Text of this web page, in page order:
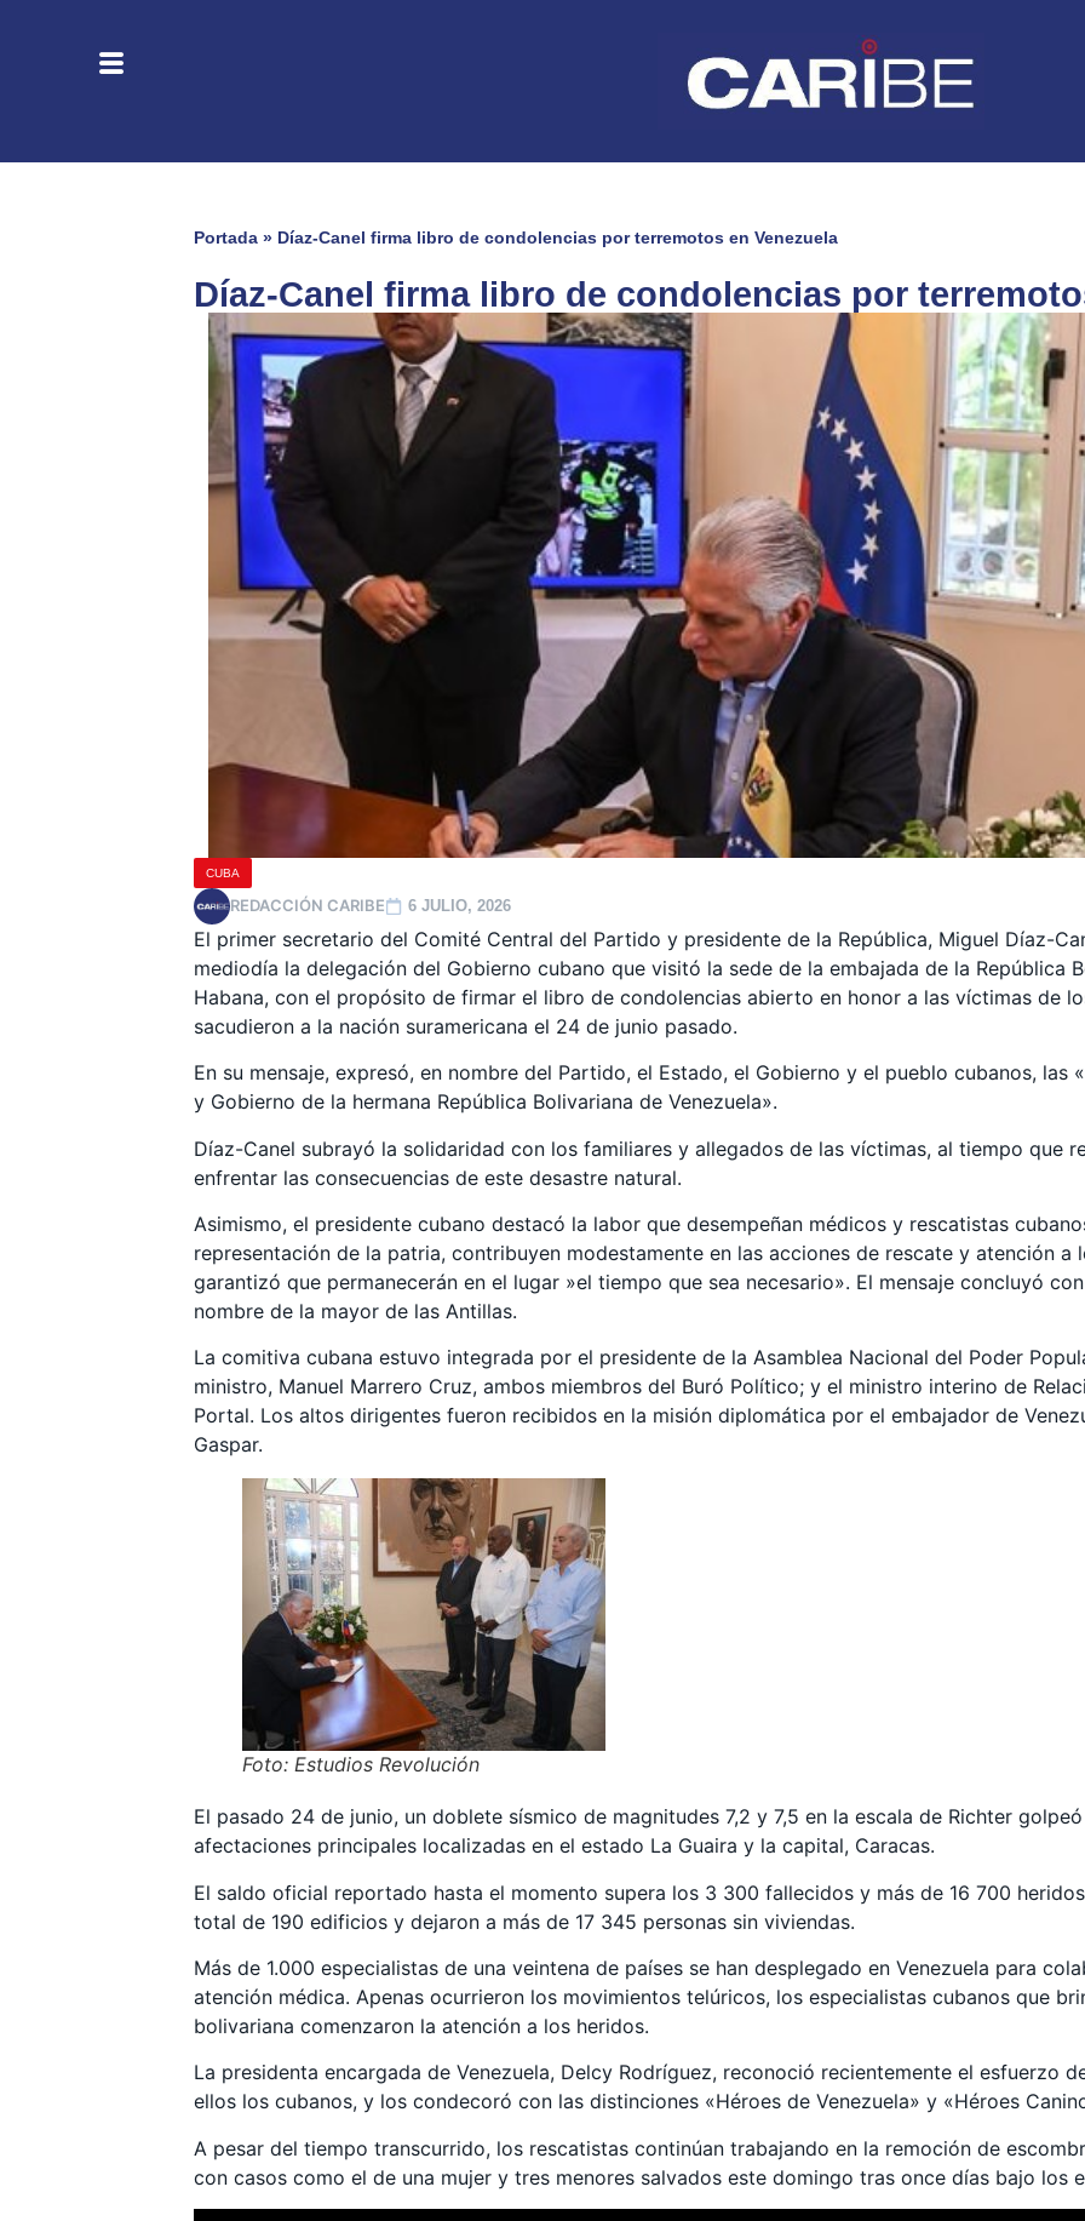
Portada » Díaz-Canel firma libro de condolencias por terremotos en Venezuela
Díaz-Canel firma libro de condolencias por
CUBA
REDACCIÓN CARIBE 6 JULIO, 2026
El primer secretario del Comité Central del Partido y presidente de la República, Miguel Díaz-
mediodía la delegación del Gobierno cubano que visitó la sede de la embajada de la República
Habana, con el propósito de firmar el libro de condolencias abierto en honor a las víctimas de
sacudieron a la nación suramericana el 24 de junio pasado.
En su mensaje, expresó, en nombre del Partido, el Estado, el Gobierno y el pueblo cubanos, las
y Gobierno de la hermana República Bolivariana de Venezuela».
Díaz-Canel subrayó la solidaridad con los familiares y allegados de las víctimas, al tiempo que
enfrentar las consecuencias de este desastre natural.
Asimismo, el presidente cubano destacó la labor que desempeñan médicos y rescatistas
representación de la patria, contribuyen modestamente en las acciones de rescate y atención a
garantizó que permanecerán en el lugar »el tiempo que sea necesario». El mensaje concluyó
nombre de la mayor de las Antillas.
La comitiva cubana estuvo integrada por el presidente de la Asamblea Nacional del Poder
ministro, Manuel Marrero Cruz, ambos miembros del Buró Político; y el ministro interino de
Portal. Los altos dirigentes fueron recibidos en la misión diplomática por el embajador de
Gaspar.
Foto: Estudios Revolución
El pasado 24 de junio, un doblete sísmico de magnitudes 7,2 y 7,5 en la escala de Richter
afectaciones principales localizadas en el estado La Guaira y la capital, Caracas.
El saldo oficial reportado hasta el momento supera los 3 300 fallecidos y más de 16 700
total de 190 edificios y dejaron a más de 17 345 personas sin viviendas.
Más de 1.000 especialistas de una veintena de países se han desplegado en Venezuela para
atención médica. Apenas ocurrieron los movimientos telúricos, los especialistas cubanos que
bolivariana comenzaron la atención a los heridos.
La presidenta encargada de Venezuela, Delcy Rodríguez, reconoció recientemente el esfuerzo
ellos los cubanos, y los condecoró con las distinciones «Héroes de Venezuela» y «Héroes
A pesar del tiempo transcurrido, los rescatistas continúan trabajando en la remoción de
con casos como el de una mujer y tres menores salvados este domingo tras once días bajo los